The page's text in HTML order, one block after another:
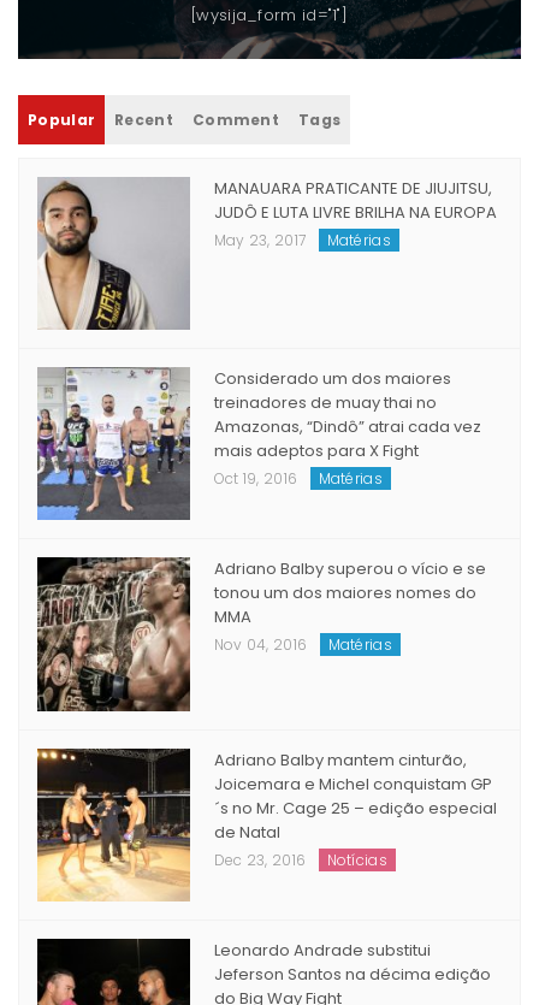
[wysija_form id="1"]
Popular Recent Comment Tags
MANAUARA PRATICANTE DE JIUJITSU,
JUDÔ E LUTA LIVRE BRILHA NA EUROPA
May 23, 2017 Matérias
Considerado um dos maiores
treinadores de muay thai no
Amazonas, “Dindô” atrai cada vez
mais adeptos para X Fight
Oct 19, 2016 Matérias
Adriano Balby superou o vício e se
tonou um dos maiores nomes do
MMA
Nov 04, 2016 Matérias
Adriano Balby mantem cinturão,
Joicemara e Michel conquistam GP
´s no Mr. Cage 25 – edição especial
de Natal
Dec 23, 2016 Notícias
Leonardo Andrade substitui
Jeferson Santos na décima edição
do Big Way Fight